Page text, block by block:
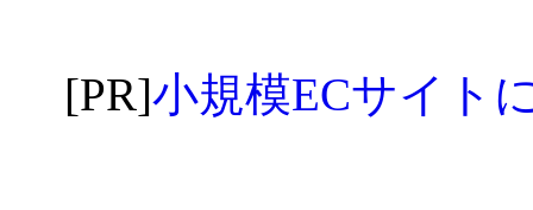
[PR]小規模ECサイト